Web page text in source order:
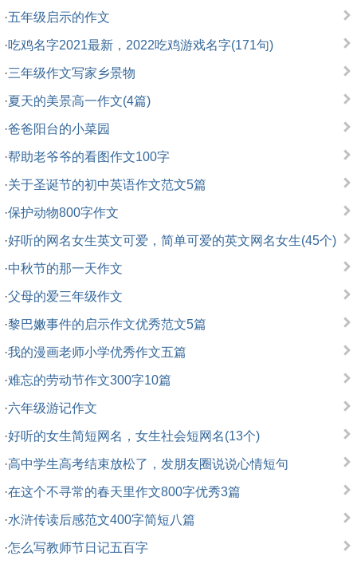
·五年级启示的作文
·吃鸡名字2021最新，2022吃鸡游戏名字(171句)
·三年级作文写家乡景物
·夏天的美景高一作文(4篇)
·爸爸阳台的小菜园
·帮助老爷爷的看图作文100字
·关于圣诞节的初中英语作文范文5篇
·保护动物800字作文
·好听的网名女生英文可爱，简单可爱的英文网名女生(45个)
·中秋节的那一天作文
·父母的爱三年级作文
·黎巴嫩事件的启示作文优秀范文5篇
·我的漫画老师小学优秀作文五篇
·难忘的劳动节作文300字10篇
·六年级游记作文
·好听的女生简短网名，女生社会短网名(13个)
·高中学生高考结束放松了，发朋友圈说说心情短句
·在这个不寻常的春天里作文800字优秀3篇
·水浒传读后感范文400字简短八篇
·怎么写教师节日记五百字